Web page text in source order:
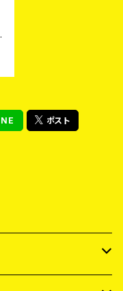
ポスト